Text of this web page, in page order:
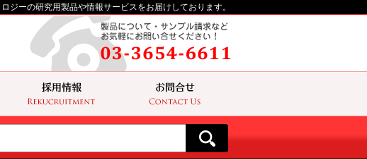
ジーの研究用製品や情報サービスをお届けしております。